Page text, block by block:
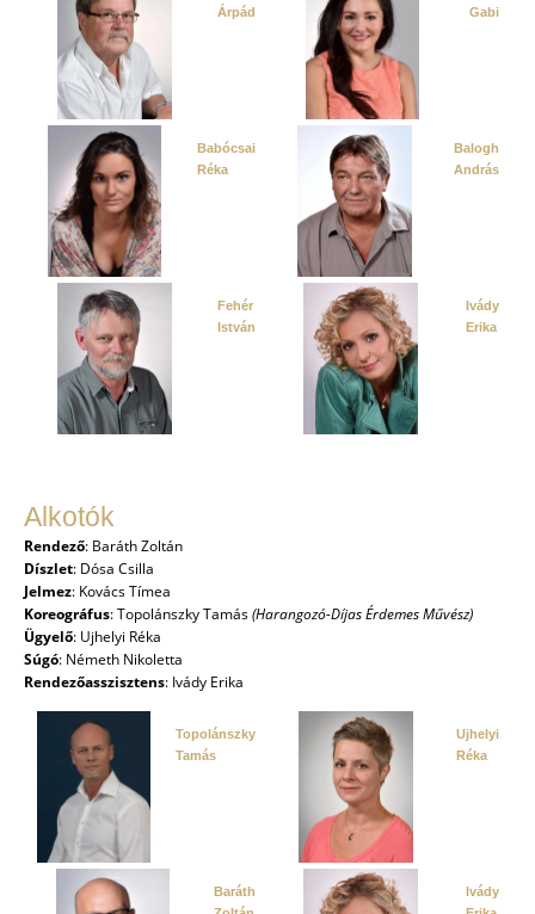
Árpád
Gabi
Babócsai
Réka
Balogh
András
Fehér
István
Ivády
Erika
Alkotók
Rendező: Baráth Zoltán
Díszlet: Dósa Csilla
Jelmez: Kovács Tímea
Koreográfus:Topolánszky Tamás(Harangozó-Díjas Érdemes Művész)
Ügyelő: Ujhelyi Réka
Súgó: Németh Nikoletta
Rendezőasszisztens: Ivády Erika
Topolánszky
Tamás
Ujhelyi
Réka
Baráth
Ivády